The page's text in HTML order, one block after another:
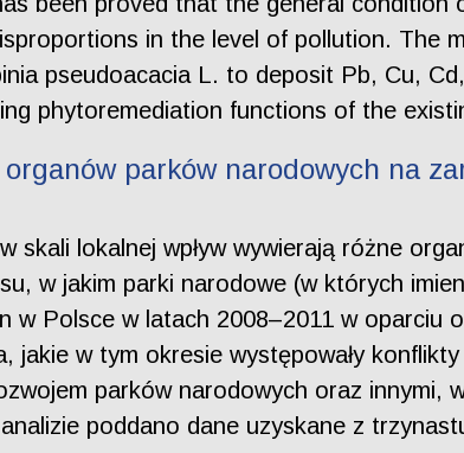
in the level of pollution. The
pseudoacacia L. to deposit Pb, Cu,
phytoremediation functions of the
organów parków narodowych na
skali lokalnej wpływ wywierają różne
w jakim parki narodowe (w których
w Polsce w latach 2008–2011 w oparciu
jakie w tym okresie występowały
parków narodowych oraz innymi,
poddano dane uzyskane z